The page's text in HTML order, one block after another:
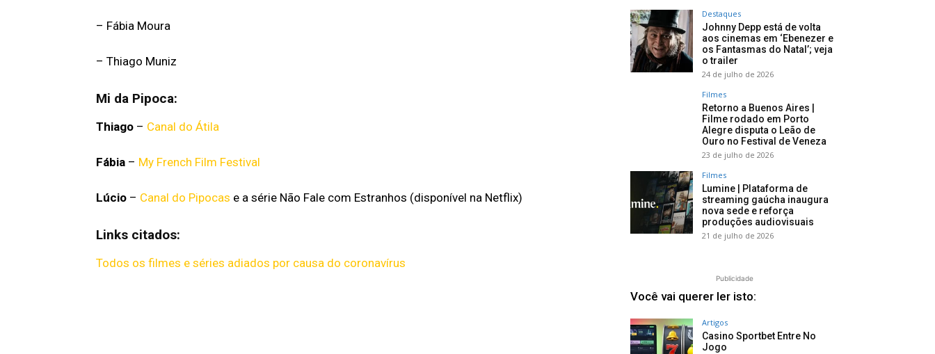
– Fábia Moura
– Thiago Muniz
Mi da Pipoca:
Thiago – Canal do Átila
Fábia – My French Film Festival
Lúcio – Canal do Pipocas e a série Não Fale com Estranhos (disponível na Netflix)
Links citados:
Todos os filmes e séries adiados por causa do coronavírus
Destaques
Johnny Depp está de volta
aos cinemas em ‘Ebenezer e
os Fantasmas do Natal’; veja
o trailer
24 de julho de 2026
Filmes
Retorno a Buenos Aires |
Filme rodado em Porto
Alegre disputa o Leão de
Ouro no Festival de Veneza
23 de julho de 2026
Filmes
Lumine | Plataforma de
streaming gaúcha inaugura
nova sede e reforça
produções audiovisuais
21 de julho de 2026
Publicidade
Você vai querer ler isto:
Artigos
Casino Sportbet Entre No
Jogo